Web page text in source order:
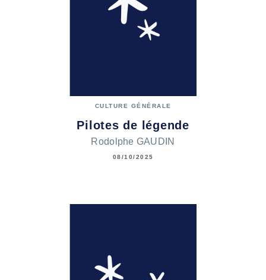
CULTURE GÉNÉRALE
Pilotes de légende
Rodolphe GAUDIN
08/10/2025